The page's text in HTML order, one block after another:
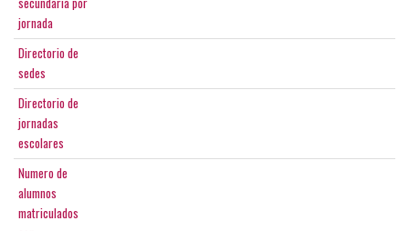
jornada
Directorio de
sedes
Directorio de
jornadas
escolares
Numero de
alumnos
matriculados